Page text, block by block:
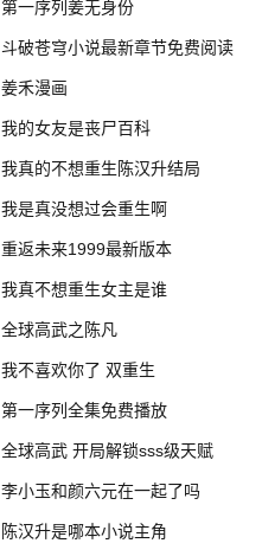
第一序列姜无身份
斗破苍穹小说最新章节免费阅读
姜禾漫画
我的女友是丧尸百科
我真的不想重生陈汉升结局
我是真没想过会重生啊
重返未来1999最新版本
我真不想重生女主是谁
全球高武之陈凡
我不喜欢你了 双重生
第一序列全集免费播放
全球高武 开局解锁sss级天赋
李小玉和颜六元在一起了吗
陈汉升是哪本小说主角